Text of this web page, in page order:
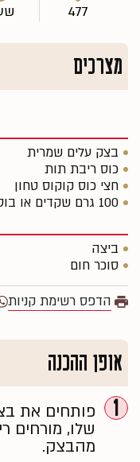
477
מצרכים
בצק עלים שמרית
כוס ריבת תות
חצי כוס קוקוס טחון
100 גרם שקדים או בוטנים גרוסים
ביצה
סוכר חום
הדפס רשימת קניות
אופן ההכנה
1
פותחים את
שלו, מורחים
מהבצק.